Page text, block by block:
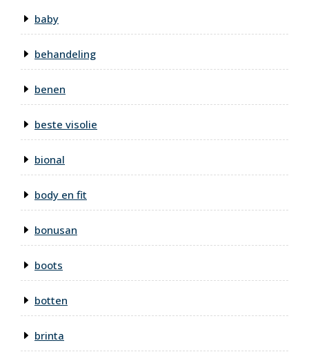
baby
behandeling
benen
beste visolie
bional
body en fit
bonusan
boots
botten
brinta